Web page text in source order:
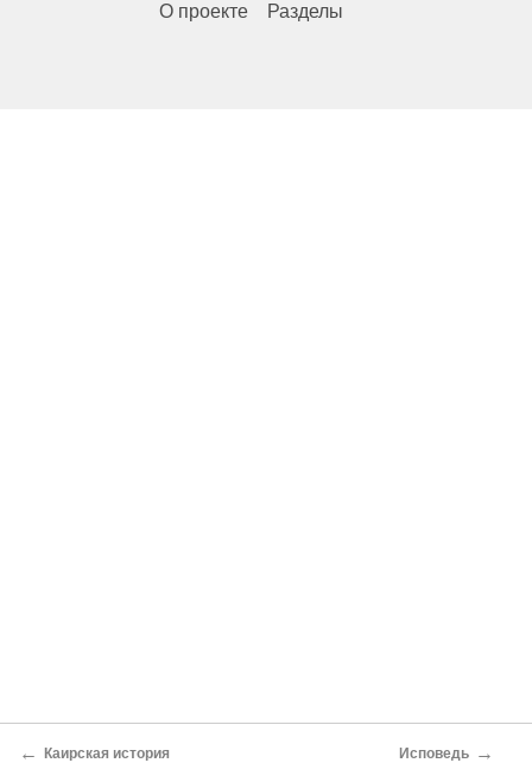
О проекте Разделы
← Каирская история Исповедь →